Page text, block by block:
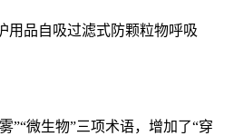
用品自吸过滤式防颗粒物呼吸
”“微生物”三项术语，增加了“穿